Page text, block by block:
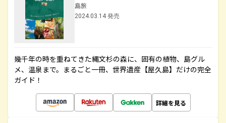
島旅
2024.03.14 発売
幾千年の時を重ねてきた縄文杉の森に、固有の植物、島グル
メ、温泉まで。まるごと一冊、世界遺産【屋久島】だけの完全
ガイド！
詳細を見る